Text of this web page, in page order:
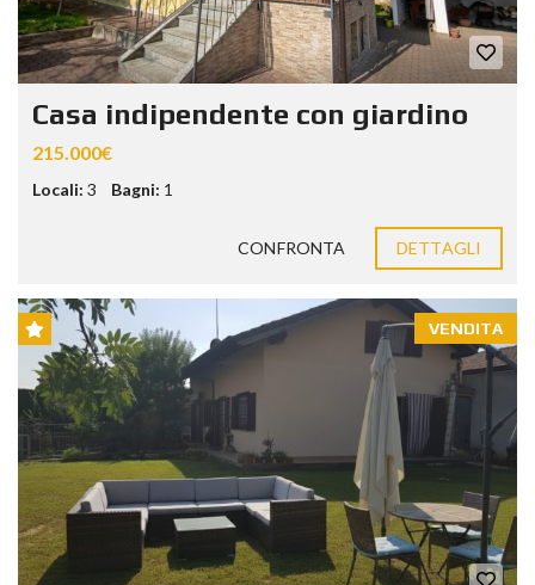
Casa indipendente con giardino
215.000€
Locali: 3 Bagni: 1
CONFRONTA DETTAGLI
VENDITA